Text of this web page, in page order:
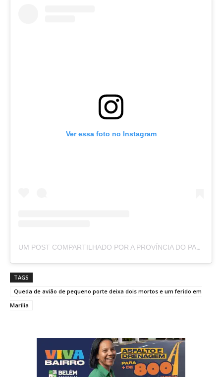
Ver essa foto no Instagram
UM POST COMPARTILHADO POR A PROVÍNCIA DO PARÁ (@APROVINCIADOPARA)
TAGS
Queda de avião de pequeno porte deixa dois mortos e um ferido em
Marília